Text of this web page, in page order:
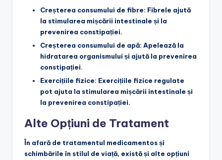
Creșterea consumului de fibre: Fibrele ajută
la stimularea mișcării intestinale și la
prevenirea constipației.
Creșterea consumului de apă: Apelează la
hidratarea organismului și ajută la prevenirea
constipației.
Exercițiile fizice: Exercițiile fizice regulate
pot ajuta la stimularea mișcării intestinale și
la prevenirea constipației.
Alte Opțiuni de Tratament
În afară de tratamentul medicamentos și
schimbările în stilul de viață, există și alte opțiuni